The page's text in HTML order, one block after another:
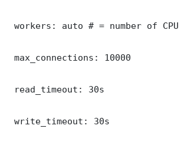
workers: auto # = number of
max_connections: 10000
read_timeout: 30s
write_timeout: 30s